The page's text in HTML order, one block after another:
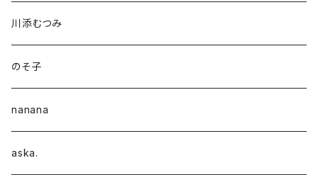
川添むつみ
のそ子
nanana
aska.